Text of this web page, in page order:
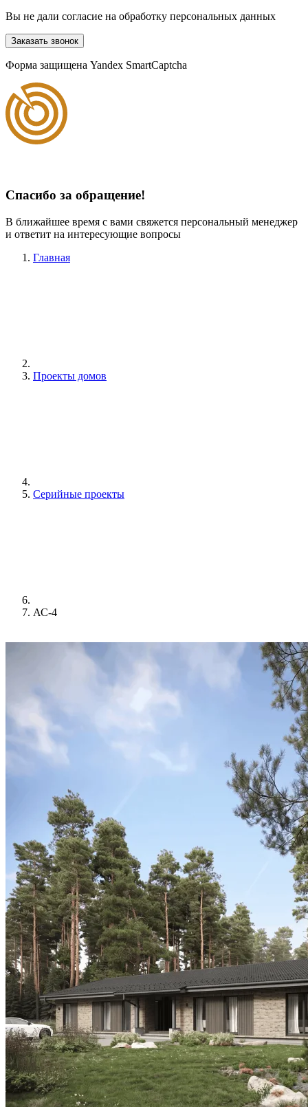
Вы не дали согласие на обработку персональных данных
Заказать звонок
Форма защищена Yandex SmartCaptcha
Спасибо за обращение!
В ближайшее время с вами свяжется персональный менеджер
и ответит на интересующие вопросы
Главная
Проекты домов
Серийные проекты
АС-4